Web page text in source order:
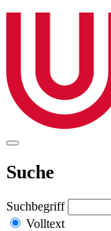
Suche
Suchbegriff
Volltext